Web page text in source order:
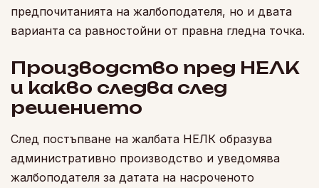
предпочитанията на жалбоподателя, но и двата
варианта са равностойни от правна гледна точка.
Производство пред НЕЛК
и какво следва след
решението
След постъпване на жалбата НЕЛК образува
административно производство и уведомява
жалбоподателя за датата на насроченото